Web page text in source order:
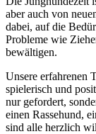
aber auch von
dabei, auf die
Probleme wie
bewältigen.
Unsere erfahrenen
spielerisch und
nur gefordert,
einen Rassehund,
sind alle herzlich